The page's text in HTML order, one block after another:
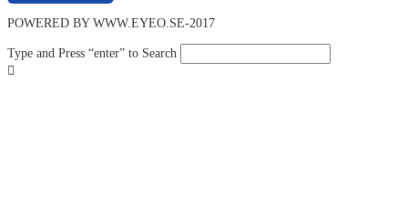
POWERED BY WWW.EYEO.SE-2017
Type and Press “enter” to Search